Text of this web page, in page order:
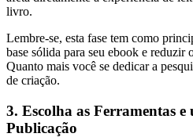
livro.
Lembre-se, esta fase tem como
base sólida para seu ebook e reduzir
Quanto mais você se dedicar a
de criação.
3. Escolha as Ferramentas
Publicação